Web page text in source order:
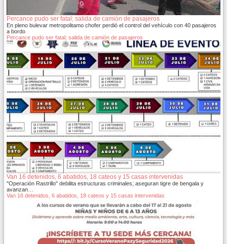
Percance pudo ser fatal; salida de camión de pasajeros
En pleno bulevar metropolitamo chofer perdió el control del vehículo con 40 pasajeros
a bordo
Percance pudo ser fatal; salida de camión de pasajeros
Van 16 detenidos, 6 abatidos, 18 cateos y 15 casas intervenidas
"Operación Rastrillo" debilita estructuras criminales; aseguran tigre de bengala y
avanzan…
Van 16 detenidos, 6 abatidos, 18 cateos y 15 casas intervenidas